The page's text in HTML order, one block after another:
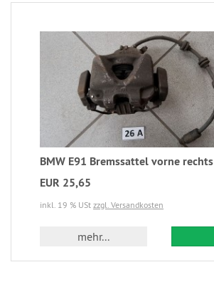
BMW E91 Bremssattel vorne
EUR 25,65
inkl. 19 % USt zzgl. Versandkosten
mehr...